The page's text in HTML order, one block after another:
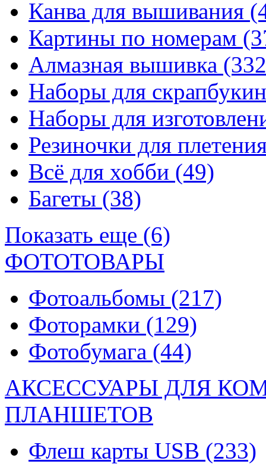
Канва для вышивания
Картины по номерам
Алмазная вышивка
Наборы для
Наборы для
Резиночки для
Всё для хобби (49)
Багеты (38)
Показать еще (6)
ФОТОТОВАРЫ
Фотоальбомы (217)
Фоторамки (129)
Фотобумага (44)
АКСЕССУАРЫ ДЛЯ
ПЛАНШЕТОВ
Флеш карты USB (233)